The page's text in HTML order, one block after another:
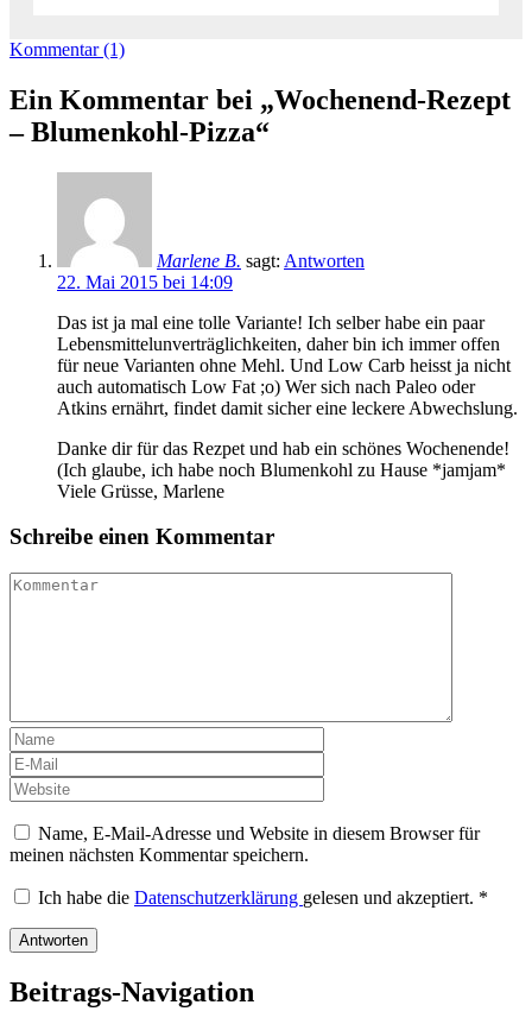
Kommentar (1)
Ein Kommentar bei „Wochenend-Rezept
– Blumenkohl-Pizza“
Marlene B. sagt: Antworten
22. Mai 2015 bei 14:09
Das ist ja mal eine tolle Variante! Ich selber habe ein paar
Lebensmittelunverträglichkeiten, daher bin ich immer offen
für neue Varianten ohne Mehl. Und Low Carb heisst ja nicht
auch automatisch Low Fat ;o) Wer sich nach Paleo oder
Atkins ernährt, findet damit sicher eine leckere Abwechslung.
Danke dir für das Rezpet und hab ein schönes Wochenende!
(Ich glaube, ich habe noch Blumenkohl zu Hause *jamjam*
Viele Grüsse, Marlene
Schreibe einen Kommentar
Name, E-Mail-Adresse und Website in diesem Browser für
meinen nächsten Kommentar speichern.
Ich habe die Datenschutzerklärung gelesen und akzeptiert. *
Beitrags-Navigation